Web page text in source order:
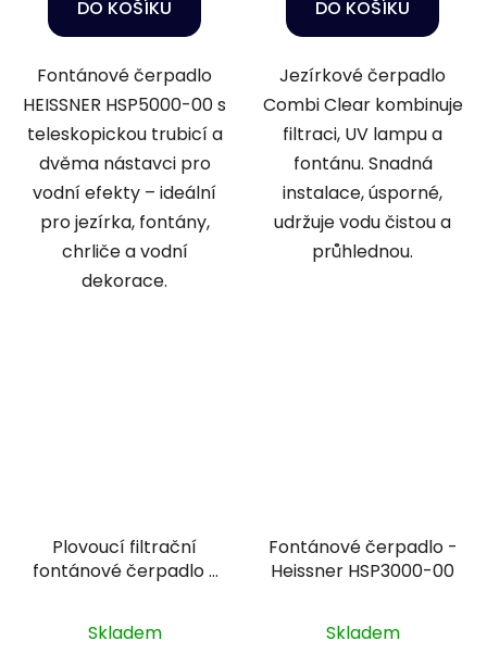
DO KOŠÍKU
Fontánové čerpadlo
HEISSNER HSP5000-00 s
teleskopickou trubicí a
dvěma nástavci pro
vodní efekty – ideální
pro jezírka, fontány,
chrliče a vodní
dekorace.
DO KOŠÍKU
Jezírkové čerpadlo
Combi Clear kombinuje
filtraci, UV lampu a
fontánu. Snadná
instalace, úsporné,
udržuje vodu čistou a
průhlednou.
Plovoucí filtrační
fontánové čerpadlo s
3000
Skladem
Fontánové čerpadlo -
Heissner HSP3000-00
Skladem